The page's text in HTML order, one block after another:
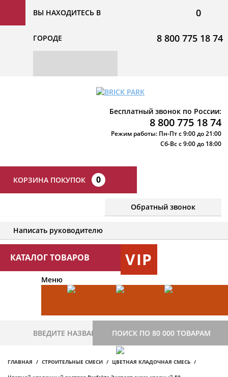
ВЫ НАХОДИТЕСЬ В
ГОРОДЕ
0
8 800 775 18 74
Бесплатный звонок по России:
8 800 775 18 74
Режим работы: Пн-Пт с 9:00 до 21:00
Сб-Вс с 9:00 до 18:00
КОРЗИНА ПОКУПОК 0
Обратный звонок
Написать руководителю
КАТАЛОГ ТОВАРОВ VIP
Меню
ПОИСК ПО 80 000 ТОВАРАМ
ГЛАВНАЯ СТРОИТЕЛЬНЫЕ СМЕСИ ЦВЕТНАЯ КЛАДОЧНАЯ СМЕСЬ